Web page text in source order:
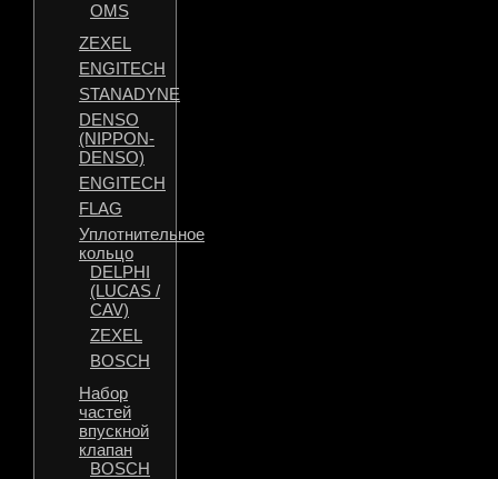
OMS
ZEXEL
ENGITECH
STANADYNE
DENSO
(NIPPON-
DENSO)
ENGITECH
FLAG
Уплотнительное
кольцо
DELPHI
(LUCAS /
CAV)
ZEXEL
BOSCH
Набор
частей
впускной
клапан
BOSCH